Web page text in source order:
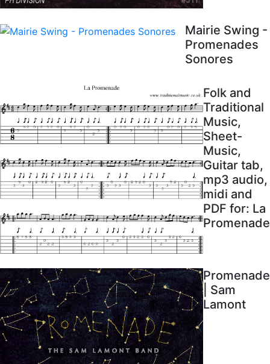
Mairie Swing -
Promenades
Sonores
Folk and
Traditional
Music,
Sheet-
Music,
Guitar tab,
mp3 audio,
midi and
PDF for: La
Promenade
Promenade
| Sam
Lamont